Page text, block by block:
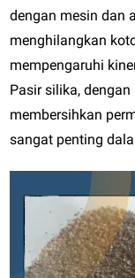
dengan mesin dan
menghilangkan
mempengaruhi
Pasir silika,
membersihkan
sangat penting